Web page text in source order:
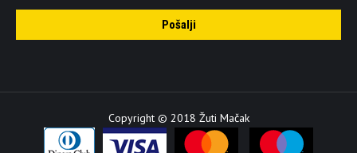
Copyright © 2018 Žuti Mačak